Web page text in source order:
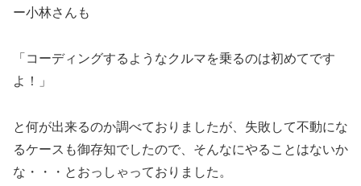
ー小林さんも
「コーディングするようなクルマを乗るのは初めてです
よ！」
と何が出来るのか調べておりましたが、失敗して不動にな
るケースも御存知でしたので、そんなにやることはないか
な・・・とおっしゃっておりました。